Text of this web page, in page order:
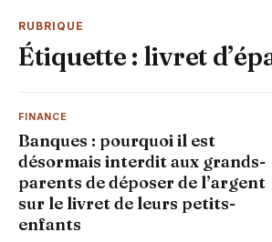
RUBRIQUE
Étiquette : livret
FINANCE
Banques : pourquoi il est
désormais interdit aux grands-
parents de déposer de l’argent
sur le livret de leurs petits-
enfants